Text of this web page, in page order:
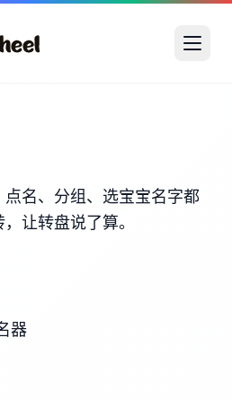
名、分组、选宝宝名字都
让转盘说了算。
器